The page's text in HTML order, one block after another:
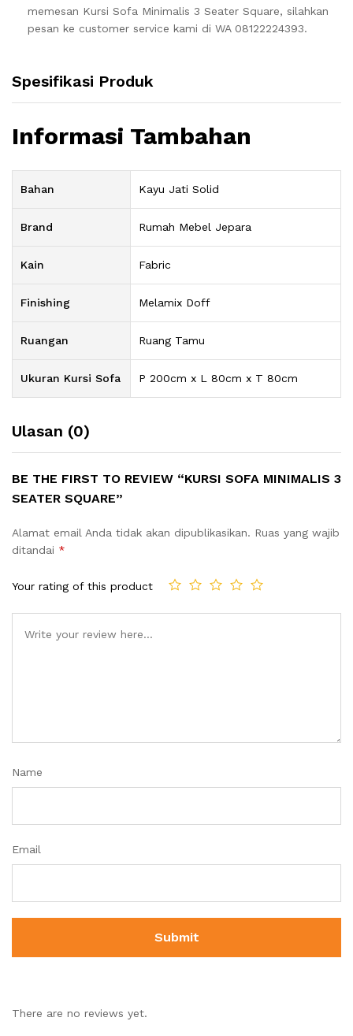
memesan Kursi Sofa Minimalis 3 Seater Square, silahkan
pesan ke customer service kami di WA 08122224393.
Spesifikasi Produk
Informasi Tambahan
Bahan Kayu Jati Solid
Brand Rumah Mebel Jepara
Kain Fabric
Finishing Melamix Doff
Ruangan Ruang Tamu
Ukuran Kursi Sofa P 200cm x L 80cm x T 80cm
Ulasan (0)
BE THE FIRST TO REVIEW “KURSI SOFA MINIMALIS 3
SEATER SQUARE”
Alamat email Anda tidak akan dipublikasikan. Ruas yang wajib
ditandai *
Your rating of this product
Name
Email
There are no reviews yet.